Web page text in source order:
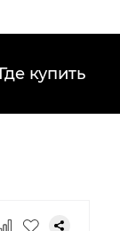
Где купить